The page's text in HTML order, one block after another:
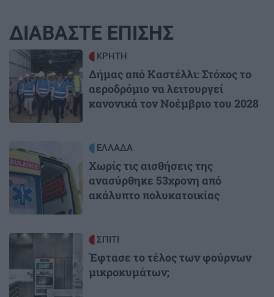
ΔΙΑΒΑΣΤΕ ΕΠΙΣΗΣ
Image ΚΡΗΤΗ
Δήμας από Καστέλλι: Στόχος το
αεροδρόμιο να λειτουργεί
κανονικά τον Νοέμβριο του 2028
Image ΕΛΛΑΔΑ
Χωρίς τις αισθήσεις της
ανασύρθηκε 53χρονη από
ακάλυπτο πολυκατοικίας
Image ΣΠΙΤΙ
Έφτασε το τέλος των φούρνων
μικροκυμάτων;